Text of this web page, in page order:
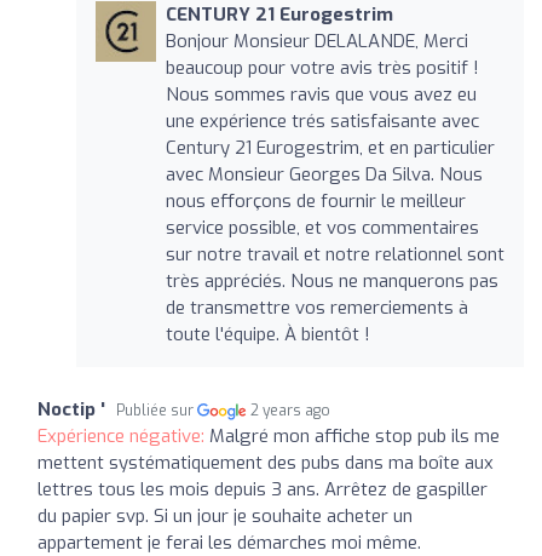
CENTURY 21 Eurogestrim
Bonjour Monsieur DELALANDE, Merci
beaucoup pour votre avis très positif !
Nous sommes ravis que vous avez eu
une expérience trés satisfaisante avec
Century 21 Eurogestrim, et en particulier
avec Monsieur Georges Da Silva. Nous
nous efforçons de fournir le meilleur
service possible, et vos commentaires
sur notre travail et notre relationnel sont
très appréciés. Nous ne manquerons pas
de transmettre vos remerciements à
toute l'équipe. À bientôt !
Noctip ' Publiée sur 2 years ago
Expérience négative: Malgré mon affiche stop pub ils me
mettent systématiquement des pubs dans ma boîte aux
lettres tous les mois depuis 3 ans. Arrêtez de gaspiller
du papier svp. Si un jour je souhaite acheter un
appartement je ferai les démarches moi même.